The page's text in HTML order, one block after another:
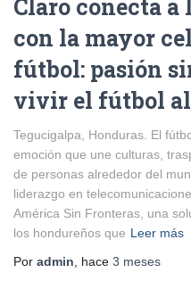
Claro conecta a
con la mayor
fútbol: pasión
vivir el fútbol
Tegucigalpa, Honduras. El
emoción que une culturas,
de personas alrededor del
liderazgo en
América Sin Fronteras, una
los hondureños que Leer más
Por admin, hace 3 meses